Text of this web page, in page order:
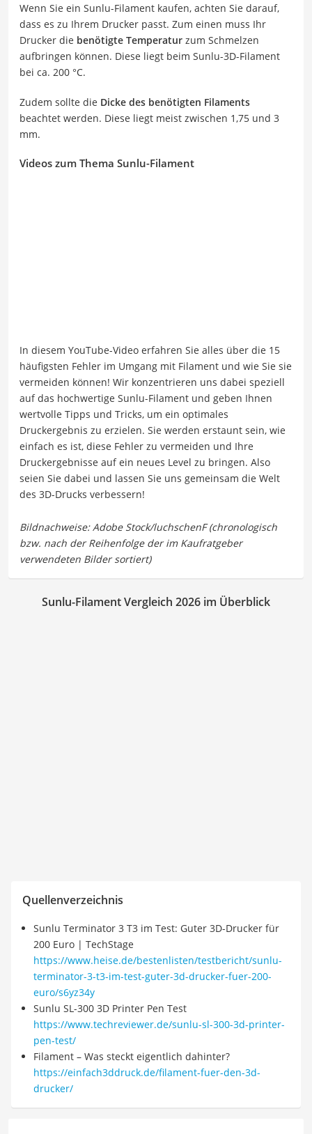
Wenn Sie ein Sunlu-Filament kaufen, achten Sie darauf,
dass es zu Ihrem Drucker passt. Zum einen muss Ihr
Drucker die benötigte Temperatur zum Schmelzen
aufbringen können. Diese liegt beim Sunlu-3D-Filament
bei ca. 200 °C.
Zudem sollte die Dicke des benötigten Filaments
beachtet werden. Diese liegt meist zwischen 1,75 und 3
mm.
Videos zum Thema Sunlu-Filament
In diesem YouTube-Video erfahren Sie alles über die 15
häufigsten Fehler im Umgang mit Filament und wie Sie sie
vermeiden können! Wir konzentrieren uns dabei speziell
auf das hochwertige Sunlu-Filament und geben Ihnen
wertvolle Tipps und Tricks, um ein optimales
Druckergebnis zu erzielen. Sie werden erstaunt sein, wie
einfach es ist, diese Fehler zu vermeiden und Ihre
Druckergebnisse auf ein neues Level zu bringen. Also
seien Sie dabei und lassen Sie uns gemeinsam die Welt
des 3D-Drucks verbessern!
Sunlu-Filament Vergleich 2026 im Überblick
Quellenverzeichnis
Sunlu Terminator 3 T3 im Test: Guter 3D-Drucker für
200 Euro | TechStage
https://www.heise.de/bestenlisten/testbericht/sunlu-
terminator-3-t3-im-test-guter-3d-drucker-fuer-200-
euro/s6yz34y
Sunlu SL-300 3D Printer Pen Test
https://www.techreviewer.de/sunlu-sl-300-3d-printer-
pen-test/
Filament – Was steckt eigentlich dahinter?
https://einfach3ddruck.de/filament-fuer-den-3d-
drucker/